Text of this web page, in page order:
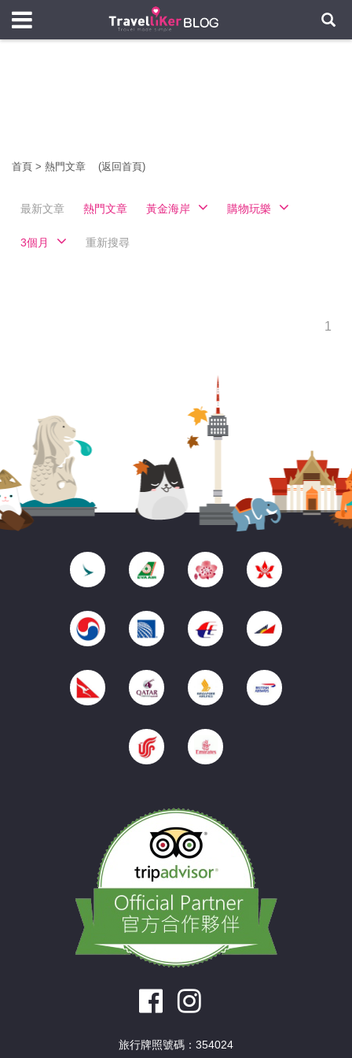
首頁 > 熱門文章 (返回首頁)
最新文章 熱門文章 黃金海岸 購物玩樂
3個月 重新搜尋
1
旅行牌照號碼：354024